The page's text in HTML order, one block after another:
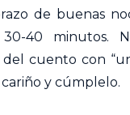
de buenas
40 minutos.
cuento con
y cúmplelo.